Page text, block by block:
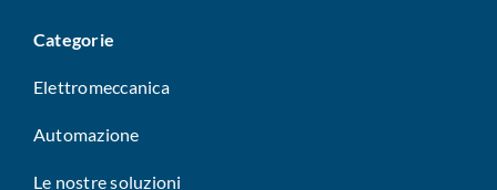
Categorie
Elettromeccanica
Automazione
Le nostre soluzioni